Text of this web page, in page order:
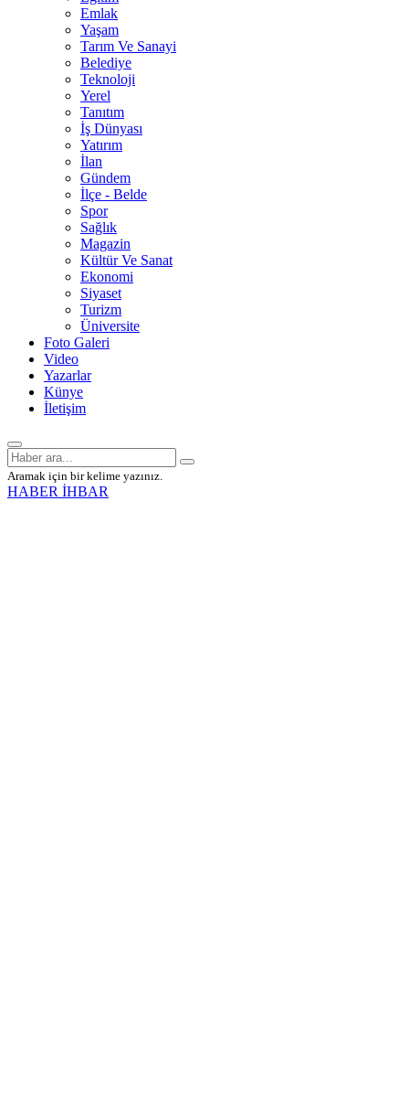
Emlak
Yaşam
Tarım Ve Sanayi
Belediye
Teknoloji
Yerel
Tanıtım
İş Dünyası
Yatırım
İlan
Gündem
İlçe - Belde
Spor
Sağlık
Magazin
Kültür Ve Sanat
Ekonomi
Siyaset
Turizm
Üniversite
Foto Galeri
Video
Yazarlar
Künye
İletişim
Aramak için bir kelime yazınız.
HABER İHBAR